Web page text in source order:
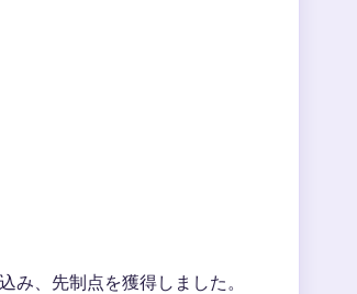
、先制点を獲得しました。